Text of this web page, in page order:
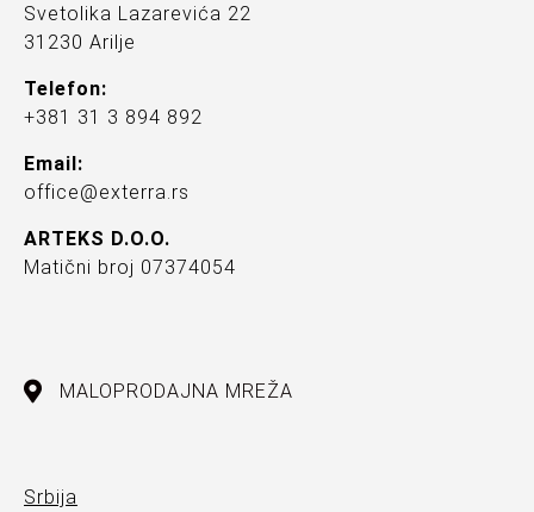
Svetolika Lazarevića 22
31230 Arilje
Telefon:
+381 31 3 894 892
Email:
office@exterra.rs
ARTEKS D.O.O.
Matični broj 07374054
MALOPRODAJNA MREŽA
Srbija